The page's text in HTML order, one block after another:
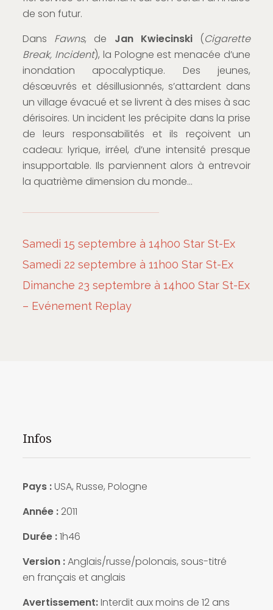
de son futur.
Dans Fawns, de Jan Kwiecinski(Cigarette
Break, Incident), la Pologne est menacée d’une
inondation apocalyptique. Des jeunes,
désœuvrés et désillusionnés, s’attardent dans
un village évacué et se livrent à des mises à sac
dérisoires. Un incident les précipite dans la prise
de leurs responsabilités et ils reçoivent un
cadeau: lyrique, irréel, d’une intensité presque
insupportable. Ils parviennent alors à entrevoir
la quatrième dimension du monde…
Samedi 15 septembre à 14h00 Star St-Ex
Samedi 22 septembre à 11h00 Star St-Ex
Dimanche 23 septembre à 14h00 Star St-Ex
– Evénement Replay
Infos
Pays :USA, Russe, Pologne
Année : 2011
Durée :1h46
Version :Anglais/russe/polonais, sous-titré
en français et anglais
Avertissement:Interdit aux moins de 12 ans